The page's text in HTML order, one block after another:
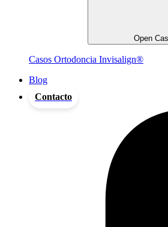
Open
Casos Ortodoncia Invisalign®
Blog
Contacto